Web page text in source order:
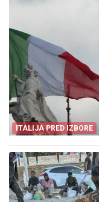
ITALIJA PRED IZBORE